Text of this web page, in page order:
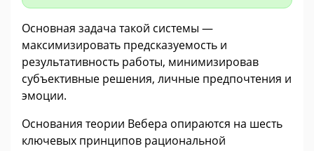
Основная задача такой системы —
максимизировать предсказуемость и
результативность работы, минимизировав
субъективные решения, личные предпочтения и
эмоции.
Основания теории Вебера опираются на шесть
ключевых принципов рациональной